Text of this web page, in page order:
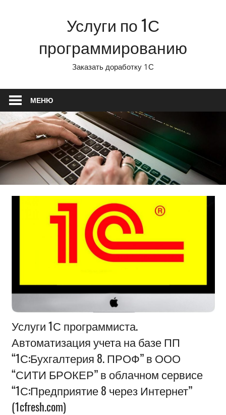
Услуги по 1С
программированию
Заказать доработку 1С
МЕНЮ
Информация
Услуги 1С программиста.
Автоматизация учета на базе ПП
“1С:Бухгалтерия 8. ПРОФ” в ООО
“СИТИ БРОКЕР” в облачном сервисе
“1С:Предприятие 8 через Интернет”
(1cfresh.com)